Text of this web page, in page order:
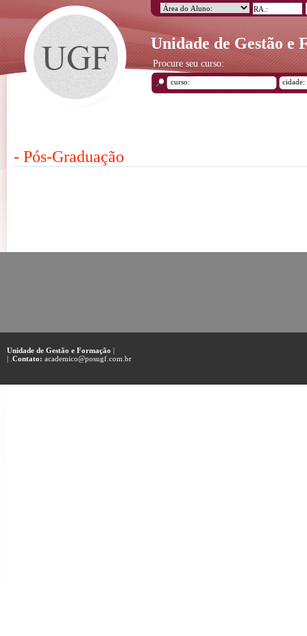
Unidade de Gestão e
Procure seu curso:
- Pós-Graduação
Unidade de Gestão e Formação |
| . Contato: academico@posugf.com.br